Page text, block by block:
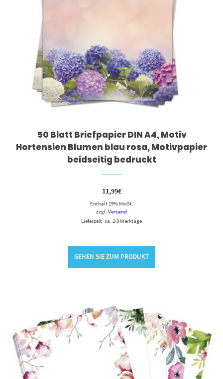
50 Blatt Briefpapier DIN A4, Motiv
Hortensien Blumen blau rosa, Motivpapier
beidseitig bedruckt
11,99€
Enthält 19% MwSt.
zzgl. Versand
Lieferzeit: ca. 2-3 Werktage
GEHEN SIE ZUM PRODUKT